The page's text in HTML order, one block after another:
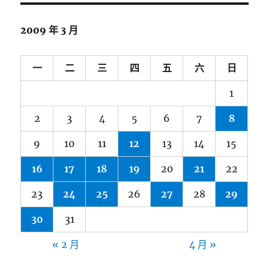
2009 年 3 月
一 二 三 四 五 六 日
1
2 3 4 5 6 7 8
9 10 11 12 13 14 15
16 17 18 19 20 21 22
23 24 25 26 27 28 29
30 31
« 2 月 4 月 »